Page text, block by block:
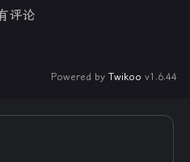
评论
Powered by Twikoo v1.6.44